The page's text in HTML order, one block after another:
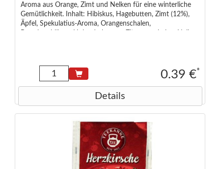
Aroma aus Orange, Zimt und Nelken für eine winterliche
Gemütlichkeit. Inhalt: Hibiskus, Hagebutten, Zimt (12%),
Äpfel, Spekulatius-Aroma, Orangenschalen,
0.39 €*
Details